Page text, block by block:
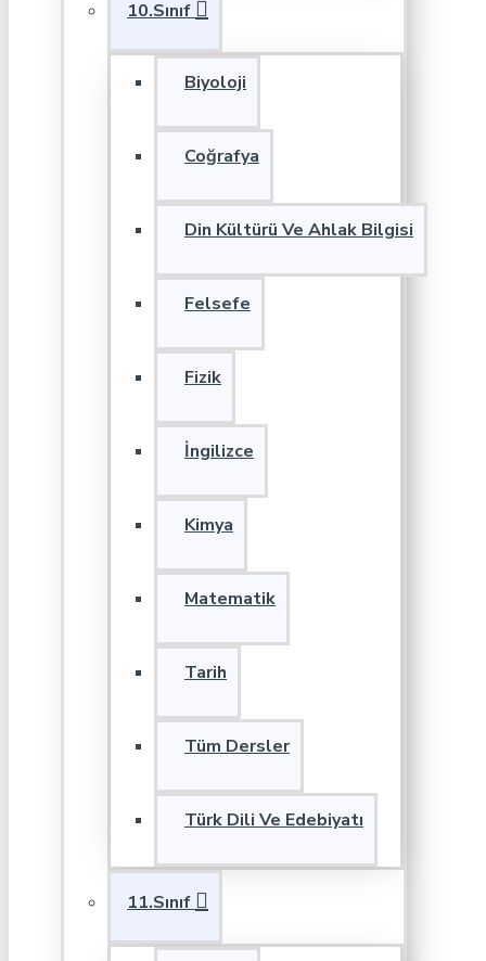
10.Sınıf
Biyoloji
Coğrafya
Din Kültürü Ve Ahlak Bilgisi
Felsefe
Fizik
İngilizce
Kimya
Matematik
Tarih
Tüm Dersler
Türk Dili Ve Edebiyatı
11.Sınıf